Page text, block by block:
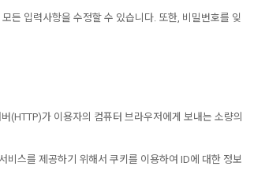
든 입력사항을 수정할 수 있습니다. 또한, 비밀번호를 잊
가 이용자의 컴퓨터 브라우저에게 보내는 소량의
스를 제공하기 위해서 쿠키를 이용하여 ID에 대한 정보